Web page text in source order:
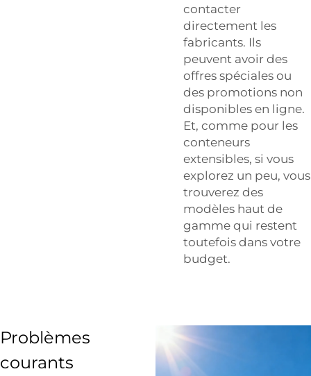
contacter
directement les
fabricants. Ils
peuvent avoir des
offres spéciales ou
des promotions non
disponibles en ligne.
Et, comme pour les
conteneurs
extensibles, si vous
explorez un peu, vous
trouverez des
modèles haut de
gamme qui restent
toutefois dans votre
budget.
Problèmes
courants